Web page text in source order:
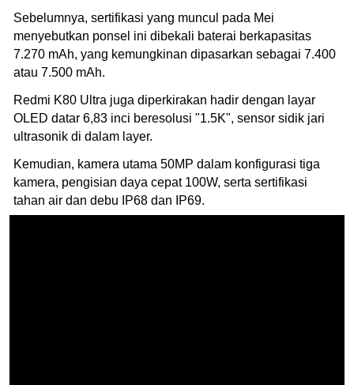
Sebelumnya, sertifikasi yang muncul pada Mei
menyebutkan ponsel ini dibekali baterai berkapasitas
7.270 mAh, yang kemungkinan dipasarkan sebagai 7.400
atau 7.500 mAh.
Redmi K80 Ultra juga diperkirakan hadir dengan layar
OLED datar 6,83 inci beresolusi "1.5K", sensor sidik jari
ultrasonik di dalam layer.
Kemudian, kamera utama 50MP dalam konfigurasi tiga
kamera, pengisian daya cepat 100W, serta sertifikasi
tahan air dan debu IP68 dan IP69.